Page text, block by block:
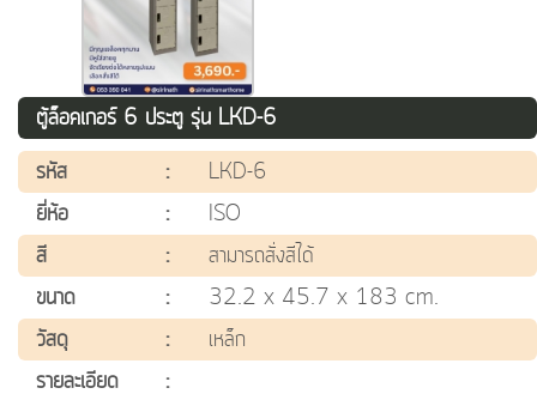
ตู้ล็อคเกอร์ 6 ประตู รุ่น LKD-6
รหัส
:
LKD-6
ยี่ห้อ
:
ISO
สี
:
สามารถสั่งสีได้
ขนาด
:
32.2 x 45.7 x 183 cm.
วัสดุ
:
เหล็ก
รายละเอียด
: